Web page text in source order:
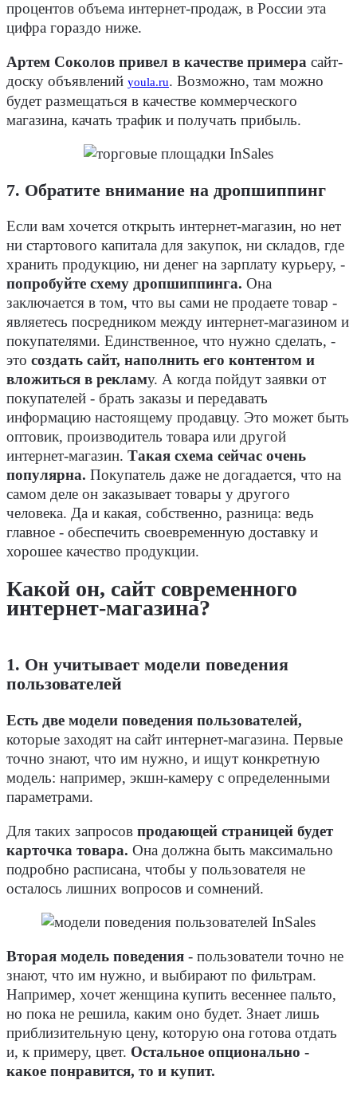
процентов объема интернет-продаж, в России эта
цифра гораздо ниже.
Артем Соколов привел в качестве примера сайт-
доску объявлений youla.ru. Возможно, там можно
будет размещаться в качестве коммерческого
магазина, качать трафик и получать прибыль.
7. Обратите внимание на дропшиппинг
Если вам хочется открыть интернет-магазин, но нет
ни стартового капитала для закупок, ни складов, где
хранить продукцию, ни денег на зарплату курьеру, -
попробуйте схему дропшиппинга. Она
заключается в том, что вы сами не продаете товар -
являетесь посредником между интернет-магазином и
покупателями. Единственное, что нужно сделать, -
это создать сайт, наполнить его контентом и
вложиться в рекламу. А когда пойдут заявки от
покупателей - брать заказы и передавать
информацию настоящему продавцу. Это может быть
оптовик, производитель товара или другой
интернет-магазин. Такая схема сейчас очень
популярна. Покупатель даже не догадается, что на
самом деле он заказывает товары у другого
человека. Да и какая, собственно, разница: ведь
главное - обеспечить своевременную доставку и
хорошее качество продукции.
Какой он, сайт современного
интернет-магазина?
1. Он учитывает модели поведения
пользователей
Есть две модели поведения пользователей,
которые заходят на сайт интернет-магазина. Первые
точно знают, что им нужно, и ищут конкретную
модель: например, экшн-камеру с определенными
параметрами.
Для таких запросов продающей страницей будет
карточка товара. Она должна быть максимально
подробно расписана, чтобы у пользователя не
осталось лишних вопросов и сомнений.
Вторая модель поведения - пользователи точно не
знают, что им нужно, и выбирают по фильтрам.
Например, хочет женщина купить весеннее пальто,
но пока не решила, каким оно будет. Знает лишь
приблизительную цену, которую она готова отдать
и, к примеру, цвет. Остальное опционально -
какое понравится, то и купит.